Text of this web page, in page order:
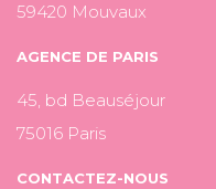
59420 Mouvaux
AGENCE DE PARIS
45, bd Beauséjour
75016 Paris
CONTACTEZ-NOUS